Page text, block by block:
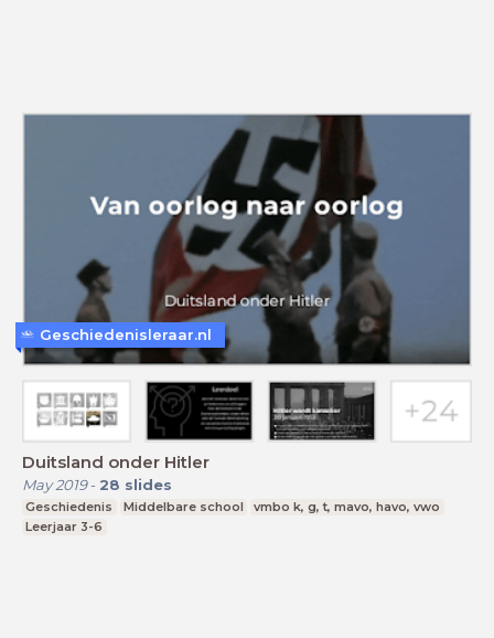
Duitsland onder Hitler
May 2019- 28 slides
Geschiedenis Middelbare school
vmbo k, g, t, mavo, havo, vwo
Leerjaar 3-6
Geschiedenisleraar.nl